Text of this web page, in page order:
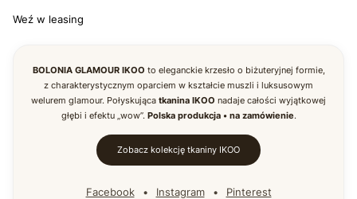
Weź w leasing
BOLONIA GLAMOUR IKOO to eleganckie krzesło o biżuteryjnej formie,
z charakterystycznym oparciem w kształcie muszli i luksusowym
welurem glamour. Połyskująca tkanina IKOO nadaje całości wyjątkowej
głębi i efektu „wow”. Polska produkcja • na zamówienie.
Zobacz kolekcję tkaniny IKOO
Facebook • Instagram • Pinterest